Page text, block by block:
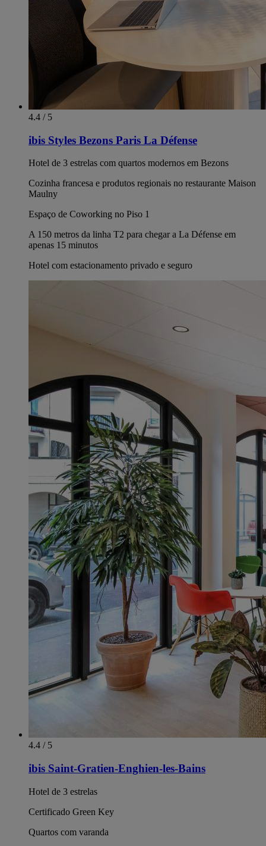
4.4 / 5
ibis Styles Bezons Paris La Défense
Hotel de 3 estrelas com quartos modernos em Bezons
Cozinha francesa e produtos regionais no restaurante Maison
Maulny
Espaço de Coworking no Piso 1
A 150 metros da linha T2 para chegar a La Défense em
apenas 15 minutos
Hotel com estacionamento privado e seguro
4.4 / 5
ibis Saint-Gratien-Enghien-les-Bains
Hotel de 3 estrelas
Certificado Green Key
Quartos com varanda